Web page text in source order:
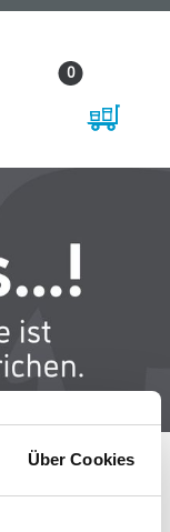
Über Cookies
0